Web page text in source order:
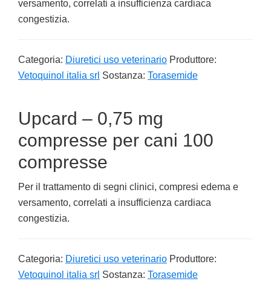
versamento, correlati a insufficienza cardiaca
congestizia.
Categoria: Diuretici uso veterinario Produttore:
Vetoquinol italia srl Sostanza: Torasemide
Upcard – 0,75 mg
compresse per cani 100
compresse
Per il trattamento di segni clinici, compresi edema e
versamento, correlati a insufficienza cardiaca
congestizia.
Categoria: Diuretici uso veterinario Produttore:
Vetoquinol italia srl Sostanza: Torasemide